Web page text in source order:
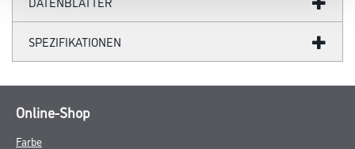
SPEZIFIKATIONEN
Online-Shop
Farbe